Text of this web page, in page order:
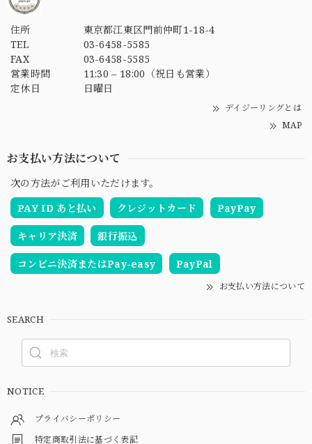
住所
東京都江東区門前仲町1-18-4
TEL
03-6458-5585
FAX
03-6458-5585
営業時間
11:30 – 18:00（祝日も営業）
定休日
日曜日
デイジーリングとは
MAP
お支払い方法について
次の方法がご利用いただけます。
PAY ID あと払い
クレジットカード PayPay
キャリア決済 銀行振込
コンビニ決済またはPay-easy PayPal
お支払い方法について
SEARCH
NOTICE
プライバシーポリシー
特定商取引法に基づく表記